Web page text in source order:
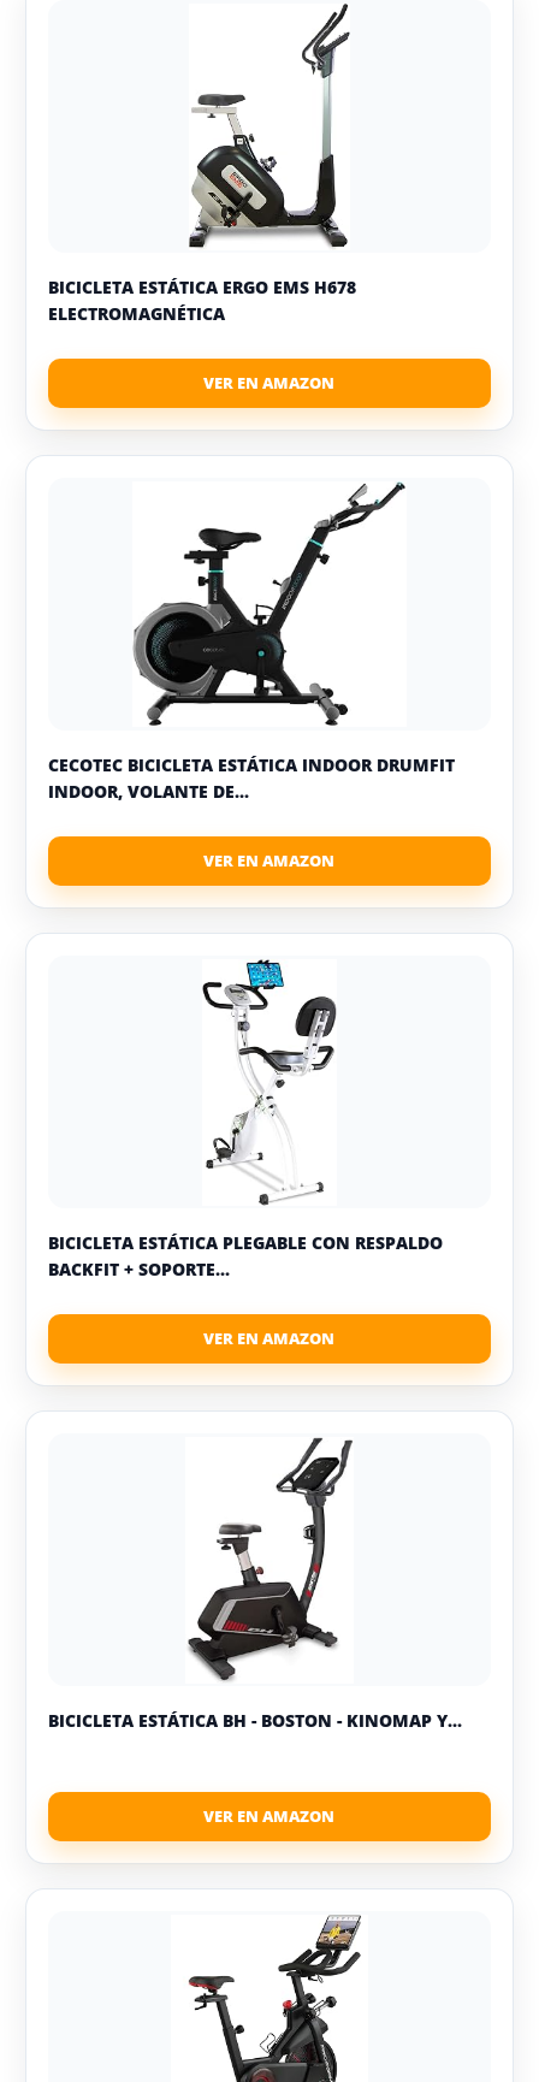
BICICLETA ESTÁTICA ERGO EMS H678
ELECTROMAGNÉTICA
CECOTEC BICICLETA ESTÁTICA INDOOR DRUMFIT
INDOOR, VOLANTE DE...
BICICLETA ESTÁTICA PLEGABLE CON RESPALDO
BACKFIT + SOPORTE...
BICICLETA ESTÁTICA BH - BOSTON - KINOMAP Y...